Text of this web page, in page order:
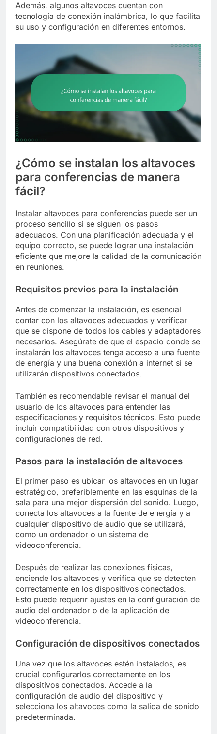
Además, algunos altavoces cuentan con
tecnología de conexión inalámbrica, lo que facilita
su uso y configuración en diferentes entornos.
¿Cómo se instalan los altavoces
para conferencias de manera
fácil?
Instalar altavoces para conferencias puede ser un
proceso sencillo si se siguen los pasos
adecuados. Con una planificación adecuada y el
equipo correcto, se puede lograr una instalación
eficiente que mejore la calidad de la comunicación
en reuniones.
Requisitos previos para la instalación
Antes de comenzar la instalación, es esencial
contar con los altavoces adecuados y verificar
que se dispone de todos los cables y adaptadores
necesarios. Asegúrate de que el espacio donde se
instalarán los altavoces tenga acceso a una fuente
de energía y una buena conexión a internet si se
utilizarán dispositivos conectados.
También es recomendable revisar el manual del
usuario de los altavoces para entender las
especificaciones y requisitos técnicos. Esto puede
incluir compatibilidad con otros dispositivos y
configuraciones de red.
Pasos para la instalación de altavoces
El primer paso es ubicar los altavoces en un lugar
estratégico, preferiblemente en las esquinas de la
sala para una mejor dispersión del sonido. Luego,
conecta los altavoces a la fuente de energía y a
cualquier dispositivo de audio que se utilizará,
como un ordenador o un sistema de
videoconferencia.
Después de realizar las conexiones físicas,
enciende los altavoces y verifica que se detecten
correctamente en los dispositivos conectados.
Esto puede requerir ajustes en la configuración de
audio del ordenador o de la aplicación de
videoconferencia.
Configuración de dispositivos conectados
Una vez que los altavoces estén instalados, es
crucial configurarlos correctamente en los
dispositivos conectados. Accede a la
configuración de audio del dispositivo y
selecciona los altavoces como la salida de sonido
predeterminada.